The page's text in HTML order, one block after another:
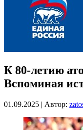
К 80-летию
Вспоминая
01.09.2025 | Автор: